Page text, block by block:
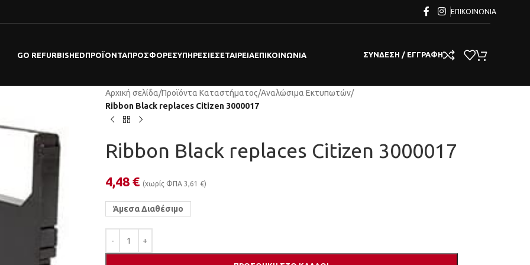
ΕΠΙΚΟΙΝΩΝΊΑ
GO REFURBISHEDΠΡΟΪΌΝΤΑΠΡΟΣΦΟΡΕΣΥΠΗΡΕΣΊΕΣΕΤΑΙΡΕΊΑΕΠΙΚΟΙΝΩΝΊΑ ΣΎΝΔΕΣΗ / ΕΓΓΡΑΦΉ
Αρχική σελίδα/Προϊόντα Καταστήματος/Αναλώσιμα Εκτυπωτών/
Ribbon Black replaces Citizen 3000017
Ribbon Black replaces Citizen 3000017
4,48 € (χωρίς ΦΠΑ 3,61 €)
Άμεσα Διαθέσιμο